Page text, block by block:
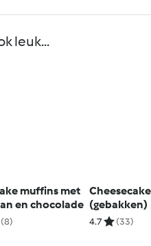
leuk...
muffins met
en chocolade
(8)
Cheesecake
(gebakken)
4.7 (33)